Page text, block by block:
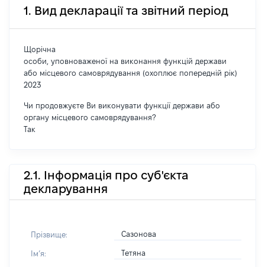
1. Вид декларації та звітний період
Щорічна
особи, уповноваженої на виконання функцій держави
або місцевого самоврядування (охоплює попередній рік)
2023
Чи продовжуєте Ви виконувати функції держави або
органу місцевого самоврядування?
Так
2.1. Інформація про суб'єкта
декларування
Прізвище: Сазонова
Імʼя: Тетяна